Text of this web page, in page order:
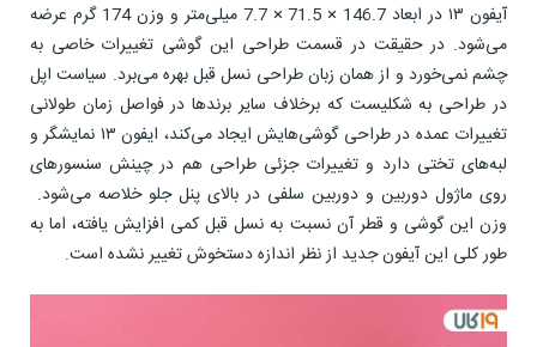
آیفون ۱۳ در ابعاد 146.7 × 71.5 × 7.7 میلی‌متر و وزن 174 گرم عرضه
می‌شود. در حقیقت در قسمت طراحی این گوشی تغییرات خاصی به
چشم نمی‌خورد و از همان زبان طراحی نسل قبل بهره می‌برد. سیاست اپل
در طراحی به شکلیست که برخلاف سایر برندها در فواصل زمان طولانی
تغییرات عمده در طراحی گوشی‌هایش ایجاد می‌کند، ايفون ١٣ نمایشگر و
لبه‌های تختی دارد و تغییرات جزئی طراحی هم در چینش سنسورهای
روی ماژول دوربین و دوربین سلفی در بالای پنل جلو خلاصه می‌شود.
وزن این گوشی و قطر آن نسبت به نسل قبل کمی افزایش یافته، اما به
طور کلی این آیفون جدید از نظر اندازه دستخوش تغییر نشده است.